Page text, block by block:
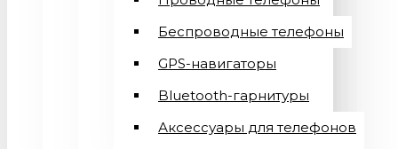
Беспроводные телефоны
GPS-навигаторы
Bluetooth-гарнитуры
Аксессуары для телефонов